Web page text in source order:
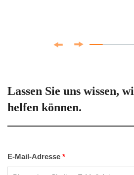
Lassen Sie uns wissen,
helfen können.
E-Mail-Adresse *